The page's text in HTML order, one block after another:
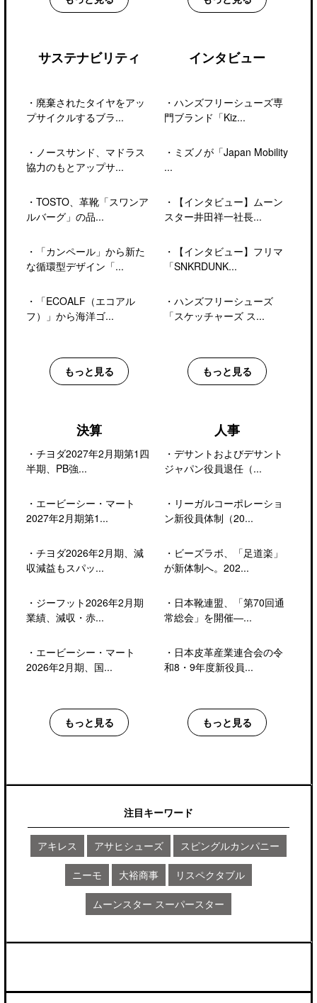
サステナビリティ
・ 廃棄されたタイヤをアッ
プサイクルするブラ...
・ ノースサンド、マドラス
協力のもとアップサ...
・ TOSTO、革靴「スワンア
ルバーグ」の品...
・
「カンペール」から新た
な循環型デザイン「...
・
「ECOALF（エコアル
フ）」から海洋ゴ...
もっと見る
インタビュー
・ ハンズフリーシューズ専
門ブランド「Kiz...
・ ミズノが「Japan Mobility
...
・
【インタビュー】ムーン
スター井田祥一社長...
・
【インタビュー】フリマ
「SNKRDUNK...
・ ハンズフリーシューズ
「スケッチャーズ ス...
もっと見る
決算
・ チヨダ2027年2月期第1四
半期、PB強...
・ エービーシー・マート
2027年2月期第1...
・ チヨダ2026年2月期、減
収減益もスパッ...
・ ジーフット2026年2月期
業績、減収・赤...
・ エービーシー・マート
2026年2月期、国...
もっと見る
人事
・ デサントおよびデサント
ジャパン役員退任（...
・ リーガルコーポレーショ
ン新役員体制（20...
・ ビーズラボ、「足道楽」
が新体制へ。202...
・ 日本靴連盟、「第70回通
常総会」を開催―...
・ 日本皮革産業連合会の令
和8・9年度新役員...
もっと見る
注目キーワード
アキレス アサヒシューズ スピングルカンパニー
ニーモ 大裕商事 リスペクタブル
ムーンスター スーパースター